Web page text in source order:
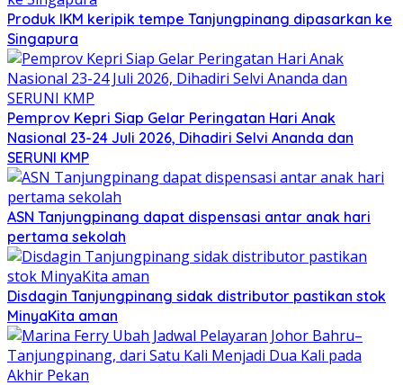
Produk IKM keripik tempe Tanjungpinang dipasarkan ke
Singapura
Pemprov Kepri Siap Gelar Peringatan Hari Anak
Nasional 23-24 Juli 2026, Dihadiri Selvi Ananda dan
SERUNI KMP
ASN Tanjungpinang dapat dispensasi antar anak hari
pertama sekolah
Disdagin Tanjungpinang sidak distributor pastikan stok
MinyaKita aman